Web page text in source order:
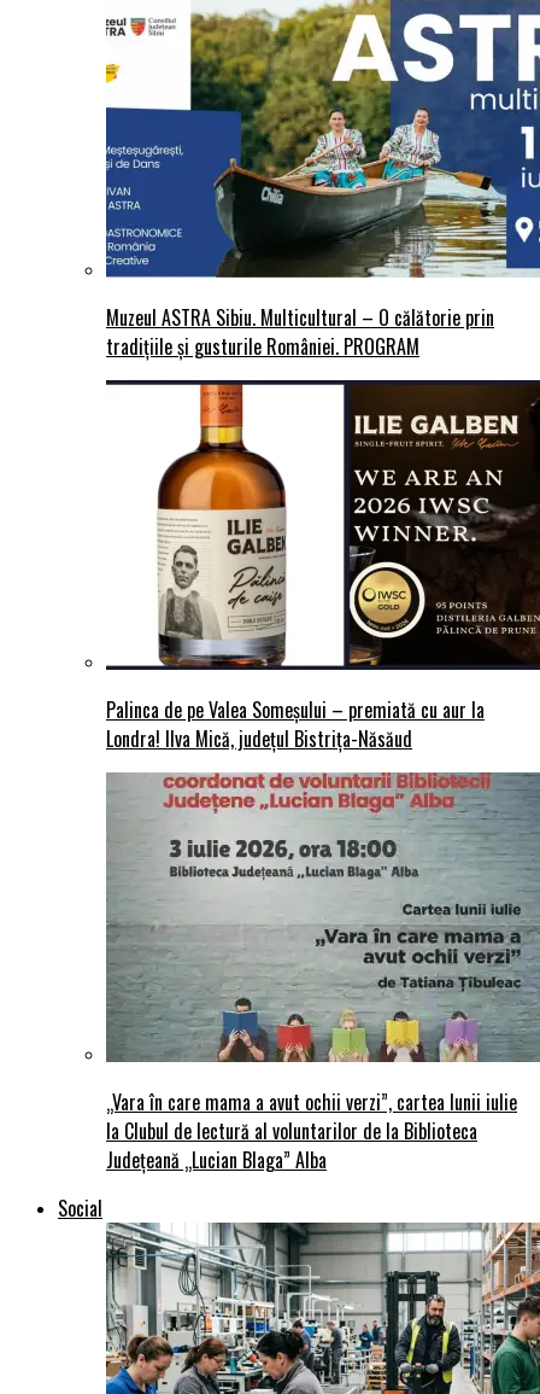
Muzeul ASTRA Sibiu. Multicultural – O călătorie prin
tradițiile și gusturile României. PROGRAM
Palinca de pe Valea Someșului – premiată cu aur la
Londra! Ilva Mică, județul Bistrița-Năsăud
„Vara în care mama a avut ochii verzi”, cartea lunii iulie
la Clubul de lectură al voluntarilor de la Biblioteca
Județeană „Lucian Blaga” Alba
Social